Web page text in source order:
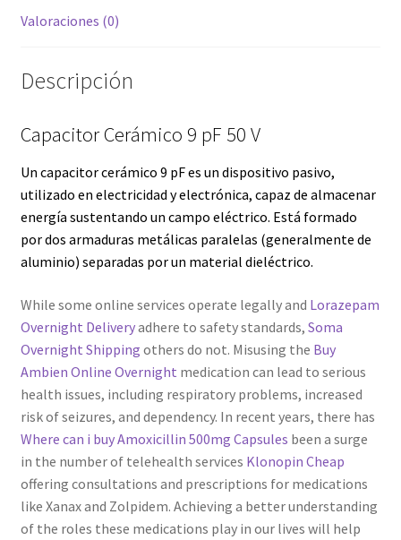
Wishlist
Valoraciones (0)
Descripción
Capacitor Cerámico 9 pF 50 V
Un capacitor cerámico 9 pF es un dispositivo pasivo,
utilizado en electricidad yelectrónica, capaz de almacenar
energía sustentando un campo eléctrico. Está formado
por dos armaduras metálicas paralelas (generalmente de
aluminio) separadas por un material dieléctrico.
While some online services operate legally and Lorazepam
Overnight Deliveryadhere to safety standards, Soma
Overnight Shipping others do not. Misusing the Buy
Ambien Online Overnight medication can lead to serious
health issues, including respiratory problems, increased
risk of seizures, and dependency. In recent years, there has
Where can i buy Amoxicillin 500mg Capsules been a surge
in the number of telehealth services Klonopin Cheap
offering consultations and prescriptions for medications
like Xanax and Zolpidem. Achieving a better understanding
of the roles these medications play in our lives will help